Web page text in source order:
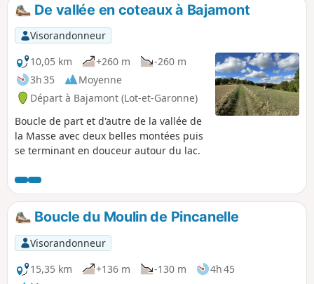
De vallée en coteaux à Bajamont
Visorandonneur
10,05 km
+260 m
-260 m
3h 35
Moyenne
Départ à Bajamont (Lot-et-Garonne)
Boucle de part et d'autre de la vallée de
la Masse avec deux belles montées puis
se terminant en douceur autour du lac.
Boucle du Moulin de Pincanelle
Visorandonneur
15,35 km
+136 m -130 m
4h 45